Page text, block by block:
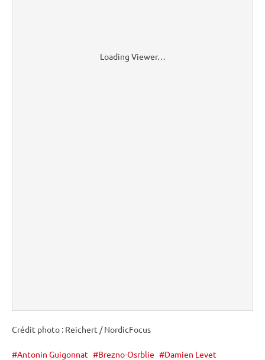
Loading Viewer…
Crédit photo : Reichert / NordicFocus
Antonin Guigonnat Brezno-Osrblie
Damien Levet